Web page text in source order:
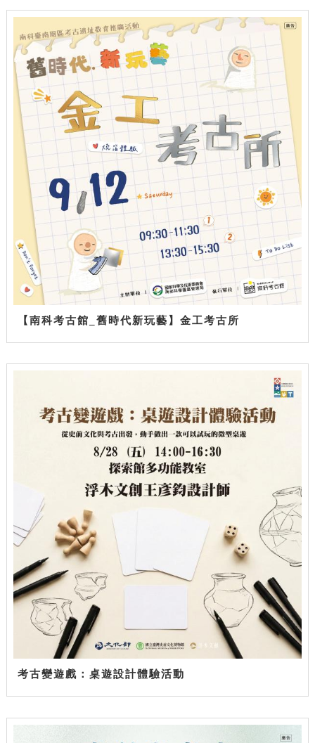
【南科考古館_舊時代新玩藝】金工考古所
考古變遊戲：桌遊設計體驗活動